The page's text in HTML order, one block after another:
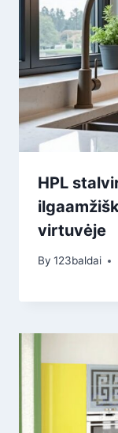
HPL
virtuvėje
By 123baldai